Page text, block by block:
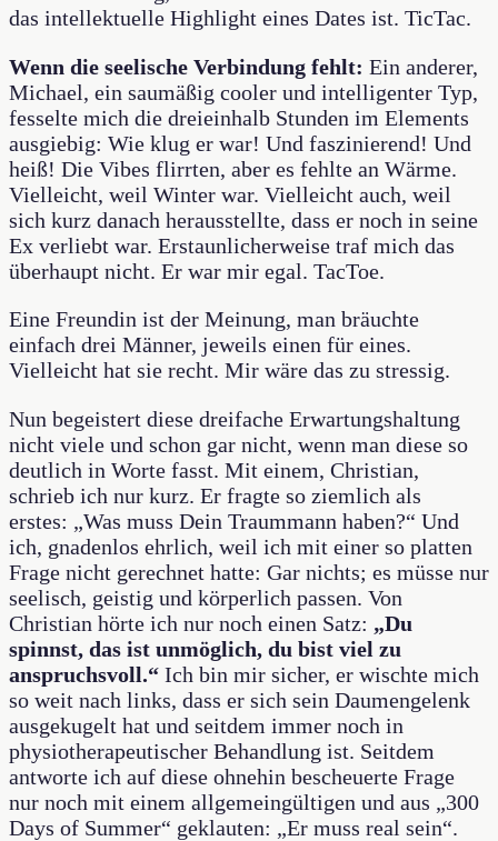
das intellektuelle Highlight eines Dates ist. TicTac.
Wenn die seelische Verbindung fehlt: Ein anderer,
Michael, ein saumäßig cooler und intelligenter Typ,
fesselte mich die dreieinhalb Stunden im Elements
ausgiebig: Wie klug er war! Und faszinierend! Und
heiß! Die Vibes flirrten, aber es fehlte an Wärme.
Vielleicht, weil Winter war. Vielleicht auch, weil
sich kurz danach herausstellte, dass er noch in seine
Ex verliebt war. Erstaunlicherweise traf mich das
überhaupt nicht. Er war mir egal. TacToe.
Eine Freundin ist der Meinung, man bräuchte
einfach drei Männer, jeweils einen für eines.
Vielleicht hat sie recht. Mir wäre das zu stressig.
Nun begeistert diese dreifache Erwartungshaltung
nicht viele und schon gar nicht, wenn man diese so
deutlich in Worte fasst. Mit einem, Christian,
schrieb ich nur kurz. Er fragte so ziemlich als
erstes: „Was muss Dein Traummann haben?“ Und
ich, gnadenlos ehrlich, weil ich mit einer so platten
Frage nicht gerechnet hatte: Gar nichts; es müsse nur
seelisch, geistig und körperlich passen. Von
Christian hörte ich nur noch einen Satz: „Du
spinnst, das ist unmöglich, du bist viel zu
anspruchsvoll.“ Ich bin mir sicher, er wischte mich
so weit nach links, dass er sich sein Daumengelenk
ausgekugelt hat und seitdem immer noch in
physiotherapeutischer Behandlung ist. Seitdem
antworte ich auf diese ohnehin bescheuerte Frage
nur noch mit einem allgemeingültigen und aus „300
Days of Summer“ geklauten: „Er muss real sein“.